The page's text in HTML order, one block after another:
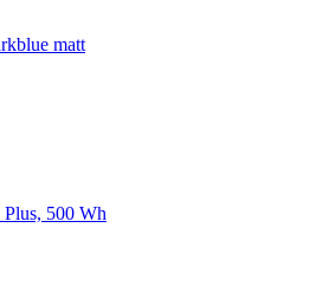
matt
Plus, 500 Wh